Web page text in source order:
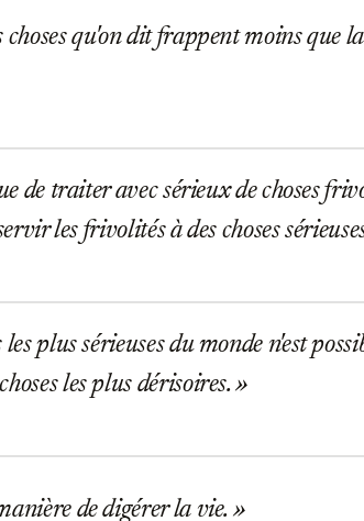
qu'on dit frappent moins que
de traiter avec sérieux de choses
les frivolités à des choses
les plus sérieuses du monde n'est
les plus dérisoires.
de digérer la vie.